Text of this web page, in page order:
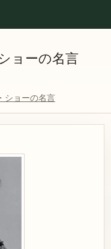
ョーの名言
ショーの名言